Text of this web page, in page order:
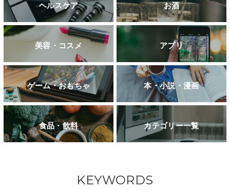
ヘルスケア お酒
美容・コスメ アプリ
ゲーム・おもちゃ 本・小説・漫画
食品・飲料 カテゴリー一覧
KEYWORDS